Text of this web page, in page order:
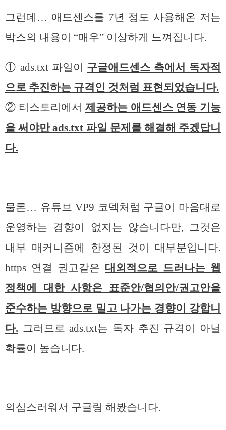
그런데… 애드센스를 7년 정도 사용해온 저는
박스의 내용이 “매우” 이상하게 느껴집니다.
① ads.txt 파일이 구글애드센스 측에서 독자적
으로 추진하는 규격인 것처럼 표현되었습니다.
② 티스토리에서 제공하는 애드센스 연동 기능
을 써야만 ads.txt 파일 문제를 해결해 주겠답니
다.
물론… 유튜브 VP9 코덱처럼 구글이 마음대로
운영하는 경향이 없지는 않습니다만, 그것은
내부 매커니즘에 한정된 것이 대부분입니다.
https 연결 권고같은 대외적으로 드러나는 웹
정책에 대한 사항은 표준안/협의안/권고안을
준수하는 방향으로 밀고 나가는 경향이 강합니
다. 그러므로 ads.txt는 독자 추진 규격이 아닐
확률이 높습니다.
의심스러워서 구글링 해봤습니다.